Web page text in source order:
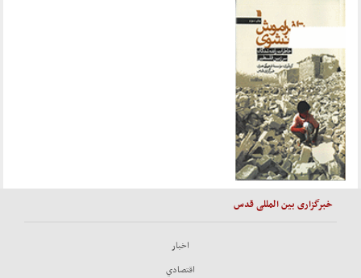
خبرگزاری بین المللی قدس
اخبار
اقتصادي